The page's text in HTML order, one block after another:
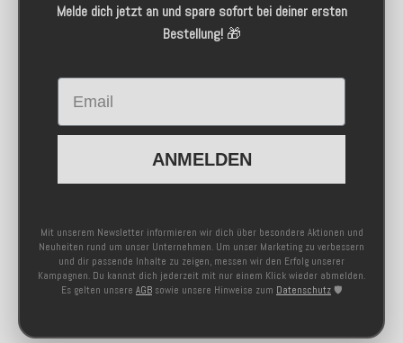
Melde dich jetzt an und spare sofort bei deiner ersten
Bestellung!🎁
Email
ANMELDEN
Mit unserem Newsletter informieren wir dich über besondere Aktionen und
Neuheiten rund um unser Unternehmen. Um unser Marketing zu verbessern
und dir passende Inhalte zu zeigen, messen wir den Erfolg unserer
Kampagnen. Du kannst dich jederzeit mit nur einem Klick wieder abmelden.
Es gelten unsere AGB sowie unsere Hinweise zum Datenschutz 🛡️